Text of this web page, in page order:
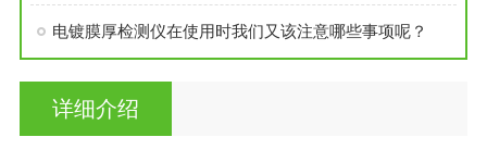
电镀膜厚检测仪在使用时我们又该注意哪些事项呢？
详细介绍